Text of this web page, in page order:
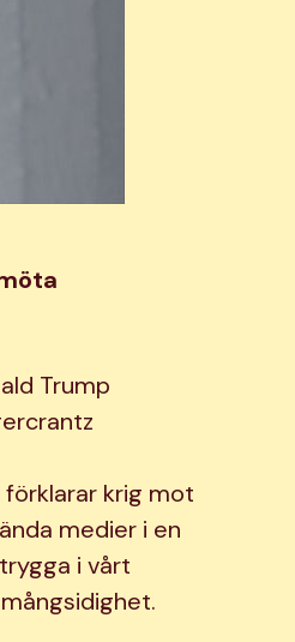
Trump
krig mot
medier i en
i vårt